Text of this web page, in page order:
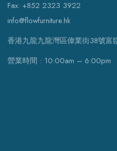
Fax: +852 2323 3922
info@flowfurniture.hk
香港九龍九龍灣區偉業街38號富
營業時間 : 10:00am – 6:00pm